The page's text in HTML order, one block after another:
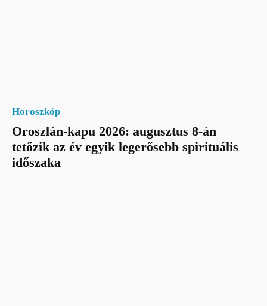
Horoszkóp
Oroszlán-kapu 2026: augusztus 8-án
tetőzik az év egyik legerősebb spirituális
időszaka